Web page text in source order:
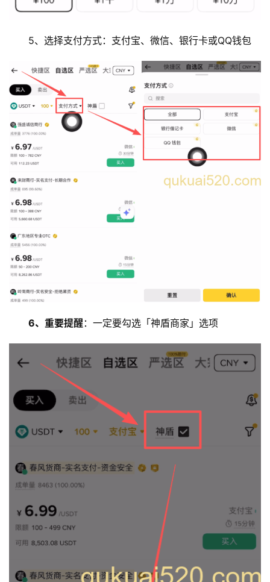
5、选择支付方式：支付宝、微信、银行卡或QQ钱包
6、重要提醒：一定要勾选「神盾商家」选项